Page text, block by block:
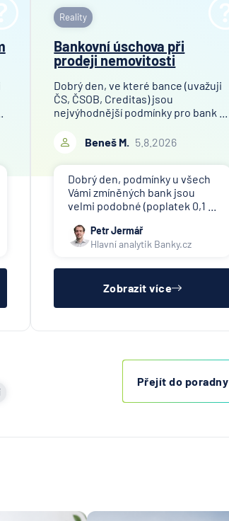
Reality
Bankovní úschova při
prodeji nemovitosti
Dobrý den, ve které bance (uvažuji
ČS, ČSOB, Creditas) jsou
nejvýhodnější podmínky pro bank ...
Beneš M. 5.8.2026
Dobrý den, podmínky u všech
Vámi zmíněných bank jsou
velmi podobné (poplatek 0,1 ...
Petr Jermář
Hlavní analytik Banky.cz
Zobrazit více
Přejít do poradny